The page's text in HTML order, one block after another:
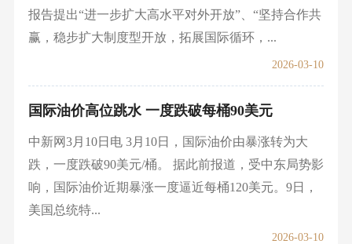
报告提出“进一步扩大高水平对外开放”、“坚持合作共
赢，稳步扩大制度型开放，拓展国际循环，...
2026-03-10
国际油价高位跳水 一度跌破每桶90美元
中新网3月10日电 3月10日，国际油价由暴涨转为大
跌，一度跌破90美元/桶。 据此前报道，受中东局势影
响，国际油价近期暴涨一度逼近每桶120美元。9日，
美国总统特...
2026-03-10